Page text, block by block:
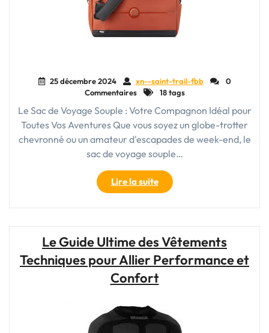
25 décembre 2024 xn--saint-trail-fbb
0
Commentaires
18 tags
Le Sac de Voyage Souple : Votre Compagnon Idéal pour
Toutes Vos Aventures Que vous soyez un globe-trotter
chevronné ou un amateur d'escapades de week-end, le
sac de voyage souple…
Lire la suite"Le
Sac
de
Souple
:
Votre
Compagnon
Pratique
Polyvalent
pour
Le Guide Ultime des Vêtements
Techniques pour Allier Performance et
Confort